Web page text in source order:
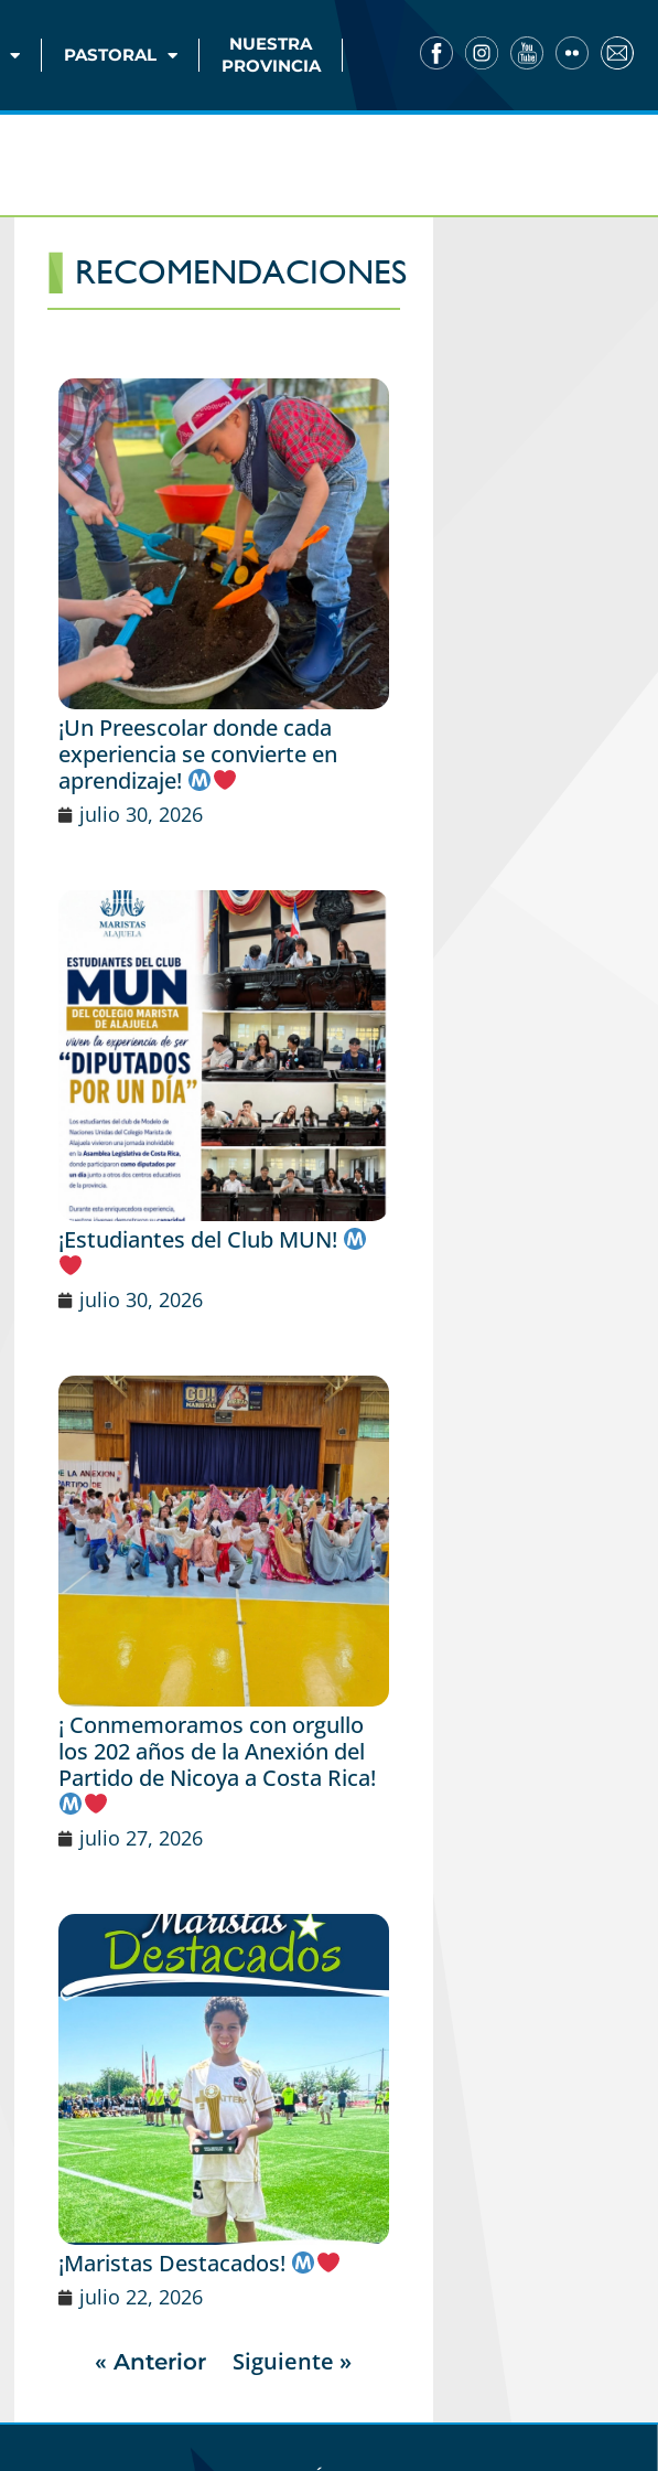
PASTORAL
NUESTRA
PROVINCIA
RECOMENDACIONES
¡Un Preescolar donde cada
experiencia se convierte en
aprendizaje!
julio 30, 2026
¡Estudiantes del Club MUN!
julio 30, 2026
¡ Conmemoramos con orgullo
los 202 años de la Anexión del
Partido de Nicoya a Costa Rica!
julio 27, 2026
¡Maristas Destacados!
julio 22, 2026
« Anterior Siguiente »